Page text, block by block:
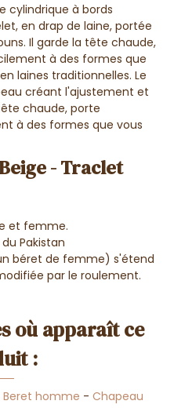
cylindrique à bords
en drap de laine, portée
Il garde la tête chaude,
à des formes que
laines traditionnelles. Le
créant l'ajustement et
chaude, porte
à des formes que vous
- Traclet
et femme.
Pakistan
béret de femme) s'étend
par le roulement.
où apparaît ce
:
Beret homme - Chapeau